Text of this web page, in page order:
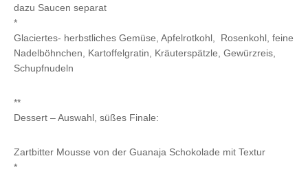
dazu Saucen separat
*
Glaciertes- herbstliches Gemüse, Apfelrotkohl, Rosenkohl, feine
Nadelböhnchen, Kartoffelgratin, Kräuterspätzle, Gewürzreis,
Schupfnudeln
**
Dessert – Auswahl, süßes Finale:
Zartbitter Mousse von der Guanaja Schokolade mit Textur
*